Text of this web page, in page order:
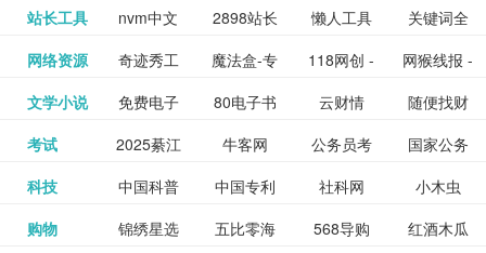
购票服
务。你可
和看过的
生成
大全 工具导航
目录网
证资讯网 网_南昌论
坛
园
精易论坛 更多>>
站长工具 nvm中文
网
2898站长
资源平台
懒人工具 关键词全
网指数查
询
SEO工具
- 站长之家
更多>>
网络资源 奇迹秀工
具箱-设计
师必备设
魔法盒-专
业的游戏
动画特效
118网创 -
创业项目
资源分享
网猴线报 -
一个简单
且纯粹的
线报酷 -
专注线报
活动
更多>>
文学小说 免费电子
书下载
网,txt小说
80电子书
_八零电子
书_80txt_
云财情 随便找财
经网
钱如故 更多>>
考试 2025綦江
区中考志
愿填报系
牛客网 公务员考
试-中公教
育网
国家公务
员局
公务员考
试信息网
更多>>
科技 中国科普
博览
中国专利
信息网
社科网
小木虫
中国科学
更多>>
购物 锦绣星选 五比零海 568导购 红酒木瓜